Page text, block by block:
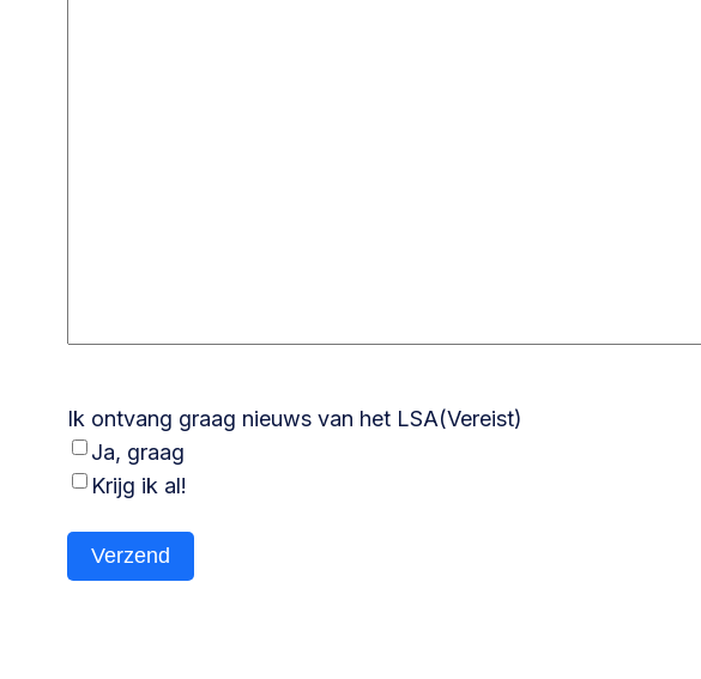
Ik ontvang graag nieuws van het LSA(Vereist)
Ja, graag
Krijg ik al!
Verzend